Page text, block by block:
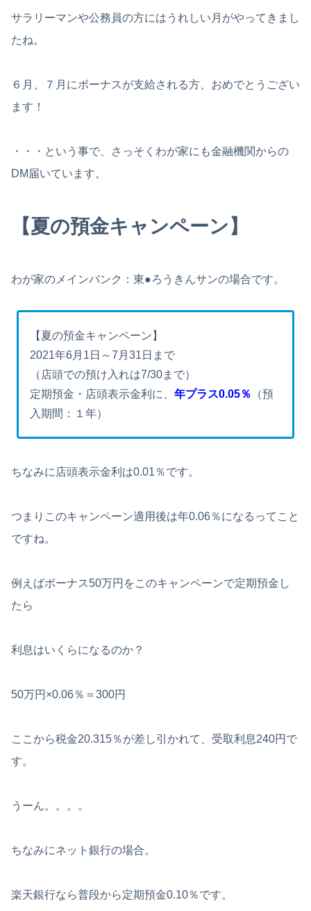
サラリーマンや公務員の方にはうれしい月がやってきまし
たね。
６月、７月にボーナスが支給される方、おめでとうござい
ます！
・・・という事で、さっそくわが家にも金融機関からの
DM届いています。
【夏の預金キャンペーン】
わが家のメインバンク：東●ろうきんサンの場合です。
【夏の預金キャンペーン】
2021年6月1日～7月31日まで
（店頭での預け入れは7/30まで）
定期預金・店頭表示金利に、年プラス0.05％
（預
入期間：１年）
ちなみに店頭表示金利は0.01％です。
つまりこのキャンペーン適用後は年0.06％になるってこと
ですね。
例えばボーナス50万円をこのキャンペーンで定期預金し
たら
利息はいくらになるのか？
50万円×0.06％＝300円
ここから税金20.315％が差し引かれて、受取利息240円で
す。
うーん。。。。
ちなみにネット銀行の場合。
楽天銀行なら普段から定期預金0.10％です。